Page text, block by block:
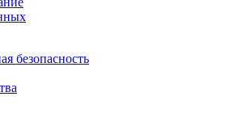
безопасность